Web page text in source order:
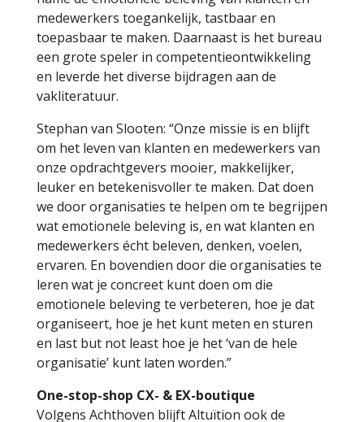
medewerkers toegankelijk, tastbaar en
toepasbaar te maken. Daarnaast is het bureau
een grote speler in competentieontwikkeling
en leverde het diverse bijdragen aan de
vakliteratuur.
Stephan van Slooten: “Onze missie is en blijft
om het leven van klanten en medewerkers van
onze opdrachtgevers mooier, makkelijker,
leuker en betekenisvoller te maken. Dat doen
we door organisaties te helpen om te begrijpen
wat emotionele beleving is, en wat klanten en
medewerkers écht beleven, denken, voelen,
ervaren. En bovendien door die organisaties te
leren wat je concreet kunt doen om die
emotionele beleving te verbeteren, hoe je dat
organiseert, hoe je het kunt meten en sturen
en last but not least hoe je het ‘van de hele
organisatie’ kunt laten worden.”
One-stop-shop CX- & EX-boutique
Volgens Achthoven blijft Altuïtion ook de